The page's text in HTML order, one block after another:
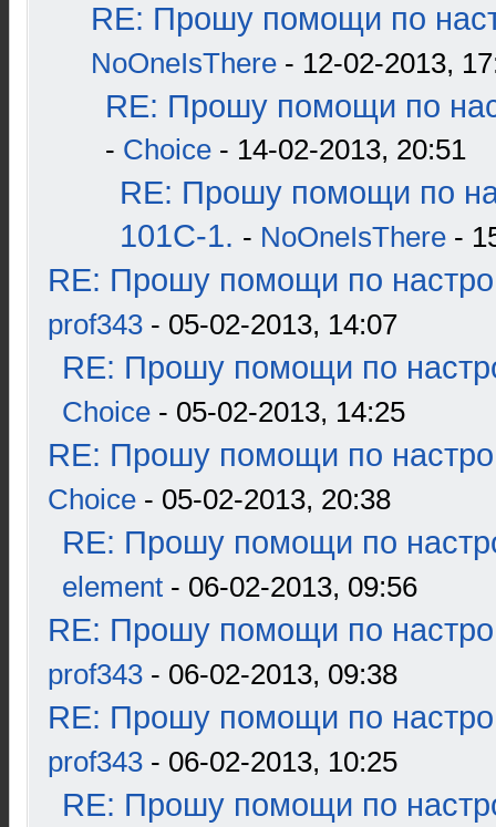
RE: Прошу помощи по
NoOneIsThere - 12-02-2013,
RE: Прошу помощи по
- Choice - 14-02-2013, 20:51
RE: Прошу помощи по
101С-1. - NoOneIsThere -
RE: Прошу помощи по
prof343 - 05-02-2013, 14:07
RE: Прошу помощи по
Choice - 05-02-2013, 14:25
RE: Прошу помощи по
Choice - 05-02-2013, 20:38
RE: Прошу помощи по
element - 06-02-2013, 09:56
RE: Прошу помощи по
prof343 - 06-02-2013, 09:38
RE: Прошу помощи по
prof343 - 06-02-2013, 10:25
RE: Прошу помощи по